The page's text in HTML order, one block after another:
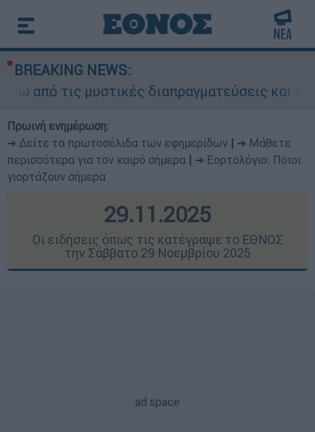
BREAKING NEWS:
διαπραγματεύσεις και γιατί
Πρωινή ενημέρωση:
➔ Δείτε τα πρωτοσέλιδα των εφημερίδων
➔ Μάθετε
περισσότερα για τον καιρό σήμερα
➔ Εορτολόγιο: Ποιοι
γιορτάζουν σήμερα
29.11.2025
Οι ειδήσεις όπως τις κατέγραψε το ΕΘΝΟΣ
την Σάββατο 29 Νοεμβρίου 2025